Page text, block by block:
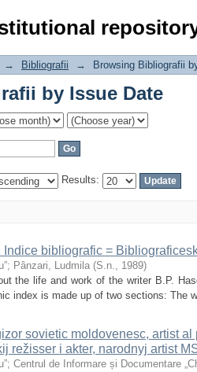
by Issue Date
→ Bibliografii → Browsing Bibliografii
by Issue Date
Results:
bibliografic =
; Pânzari, Ludmila (S.n., 1989)
the life and work of the writer B.P.
index is made up of two sections: The
sovietic moldovenesc, artist
režisser i akter, narodnyj artist
; Centrul de Informare și Documentare